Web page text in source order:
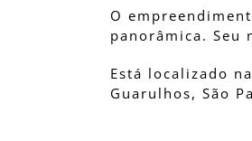
O
panorâmica.
Está localizado
Guarulhos, São